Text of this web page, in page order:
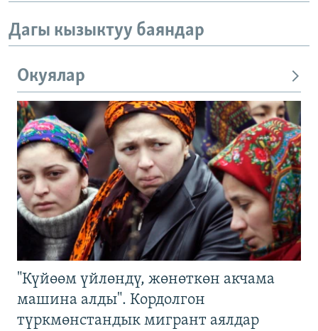
Дагы кызыктуу баяндар
Окуялар
"Күйөөм үйлөндү, жөнөткөн акчама
машина алды". Кордолгон
түркмөнстандык мигрант аялдар